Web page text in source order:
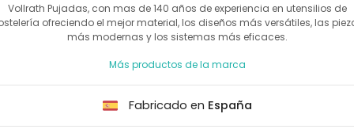
Vollrath Pujadas, con mas de 140 años de experiencia en utensilios de
ofreciendo el mejor material, los diseños más versátiles, las
más modernas y los sistemas más eficaces.
Más productos de la marca
Fabricado en España